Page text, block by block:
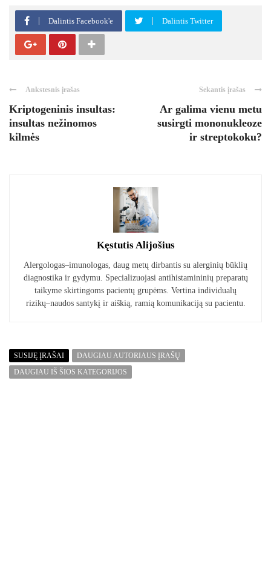
Dalintis Facebook'e Dalintis Twitter
Ankstesnis įrašas
Kriptogeninis insultas:
insultas nežinomos
kilmės
Sekantis įrašas
Ar galima vienu metu
susirgti mononukleoze
ir streptokoku?
Kęstutis Alijošius
Alergologas–imunologas, daug metų dirbantis su alerginių būklių
diagnostika ir gydymu. Specializuojasi antihistamininių preparatų
taikyme skirtingoms pacientų grupėms. Vertina individualų
rizikų–naudos santykį ir aiškią, ramią komunikaciją su pacientu.
SUSIJĘ ĮRAŠAI
DAUGIAU AUTORIAUS ĮRAŠŲ
DAUGIAU IŠ ŠIOS KATEGORIJOS